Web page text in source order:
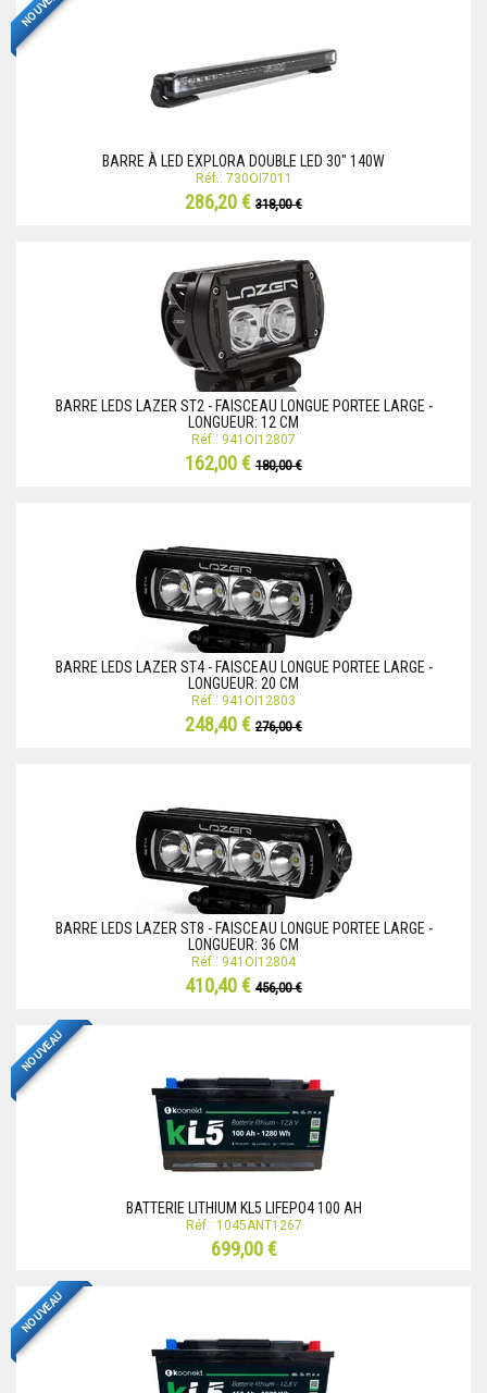
BARRE À LED EXPLORA DOUBLE LED 30" 140W
Réf.: 730OI7011
286,20 € 318,00 €
BARRE LEDS LAZER ST2 - FAISCEAU LONGUE PORTEE LARGE -
LONGUEUR: 12 CM
Réf.: 941OI12807
162,00 € 180,00 €
BARRE LEDS LAZER ST4 - FAISCEAU LONGUE PORTEE LARGE -
LONGUEUR: 20 CM
Réf.: 941OI12803
248,40 € 276,00 €
BARRE LEDS LAZER ST8 - FAISCEAU LONGUE PORTEE LARGE -
LONGUEUR: 36 CM
Réf.: 941OI12804
410,40 € 456,00 €
NOUVEAU
BATTERIE LITHIUM KL5 LIFEPO4 100 AH
Réf.: 1045ANT1267
699,00 €
NOUVEAU